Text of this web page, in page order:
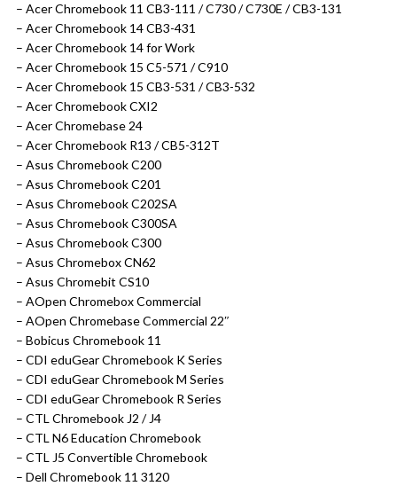
– Acer Chromebook 11 CB3-111 / C730 / C730E / CB3-131
– Acer Chromebook 14 CB3-431
– Acer Chromebook 14 for Work
– Acer Chromebook 15 C5-571 / C910
– Acer Chromebook 15 CB3-531 / CB3-532
– Acer Chromebook CXI2
– Acer Chromebase 24
– Acer Chromebook R13 / CB5-312T
– Asus Chromebook C200
– Asus Chromebook C201
– Asus Chromebook C202SA
– Asus Chromebook C300SA
– Asus Chromebook C300
– Asus Chromebox CN62
– Asus Chromebit CS10
– AOpen Chromebox Commercial
– AOpen Chromebase Commercial 22″
– Bobicus Chromebook 11
– CDI eduGear Chromebook K Series
– CDI eduGear Chromebook M Series
– CDI eduGear Chromebook R Series
– CTL Chromebook J2 / J4
– CTL N6 Education Chromebook
– CTL J5 Convertible Chromebook
– Dell Chromebook 11 3120